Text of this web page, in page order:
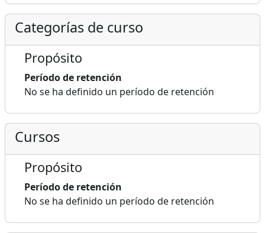
Categorías de curso
Propósito
Período de retención
No se ha definido un período de retención
Cursos
Propósito
Período de retención
No se ha definido un período de retención